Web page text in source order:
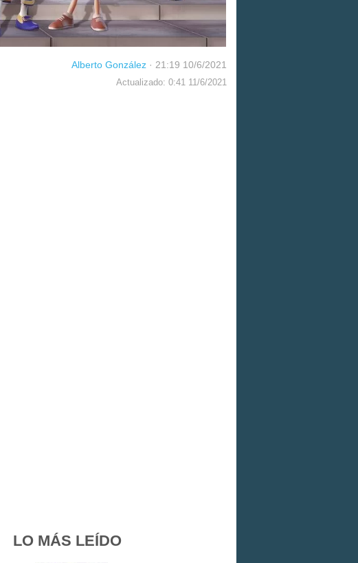
Alberto González · 21:19 10/6/2021
Actualizado: 0:41 11/6/2021
LO MÁS LEÍDO